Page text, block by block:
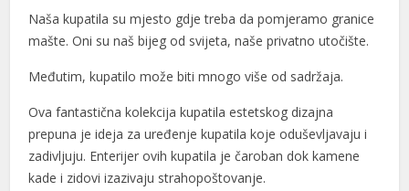
Naša kupatila su mjesto gdje treba da pomjeramo granice
mašte. Oni su naš bijeg od svijeta, naše privatno utočište.
Međutim, kupatilo može biti mnogo više od sadržaja.
Ova fantastična kolekcija kupatila estetskog dizajna
prepuna je ideja za uređenje kupatila koje oduševljavaju i
zadivljuju. Enterijer ovih kupatila je čaroban dok kamene
kade i zidovi izazivaju strahopoštovanje.